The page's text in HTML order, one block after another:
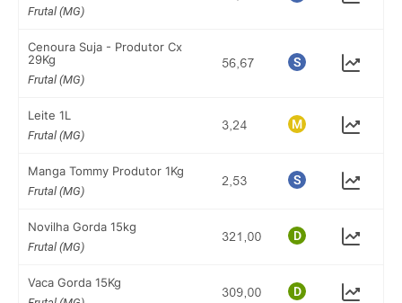
Frutal (MG)
Cenoura Suja - Produtor Cx
29Kg
Frutal (MG)
Leite 1L
Frutal (MG)
Manga Tommy Produtor 1Kg
Frutal (MG)
Novilha Gorda 15kg
Frutal (MG)
Vaca Gorda 15Kg